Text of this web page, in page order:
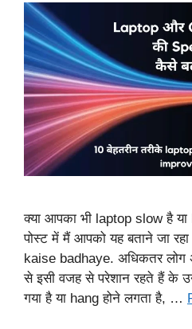
क्या आपका भी laptop slow है
पोस्ट में मैं आपको यह बताने जा
kaise badhaye. अधिकतर
से इसी वजह से परेशान रहते हैं के
गया है या hang होने लगता है, …